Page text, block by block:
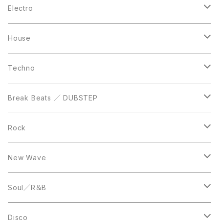
10inch
Casette Tape
CD
LP
LP
12inch
DVD
Electro
12inch
LP
House
LP
12inch
10inch
Techno
12inch
LP
Break Beats ／ DUBSTEP
12inch
LP
Rock
12inch
LP
New Wave
12inch
LP
Soul／R＆B
LP
Disco